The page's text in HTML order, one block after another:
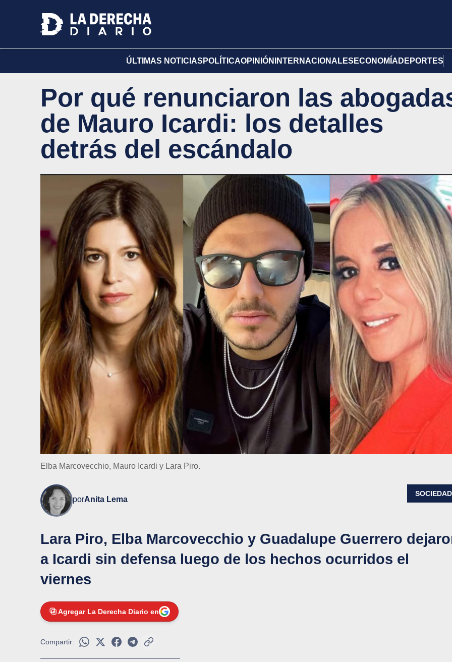
ÚLTIMAS NOTICIAS POLÍTICAOPINIÓN INTERNACIONALES ECONOMÍA DEPORTES
Por qué renunciaron las
de Mauro Icardi: los detalles
detrás del escándalo
Elba Marcovecchio, Mauro Icardi y Lara Piro.
porAnita Lema
SOCIEDAD
Lara Piro, Elba Marcovecchio y Guadalupe Guerrero
a Icardi sin defensa luego de los hechos ocurridos el
viernes
Agregar La Derecha Diario en
Compartir: